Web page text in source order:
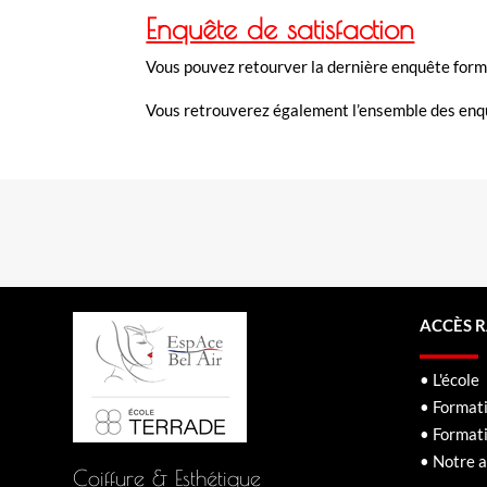
Enquête de satisfaction
Vous pouvez retourver la dernière enquête
Vous retrouverez également l’ensemble des
Coiffure & Esthétique
ACCÈS
• L'école
•
•
• Notre